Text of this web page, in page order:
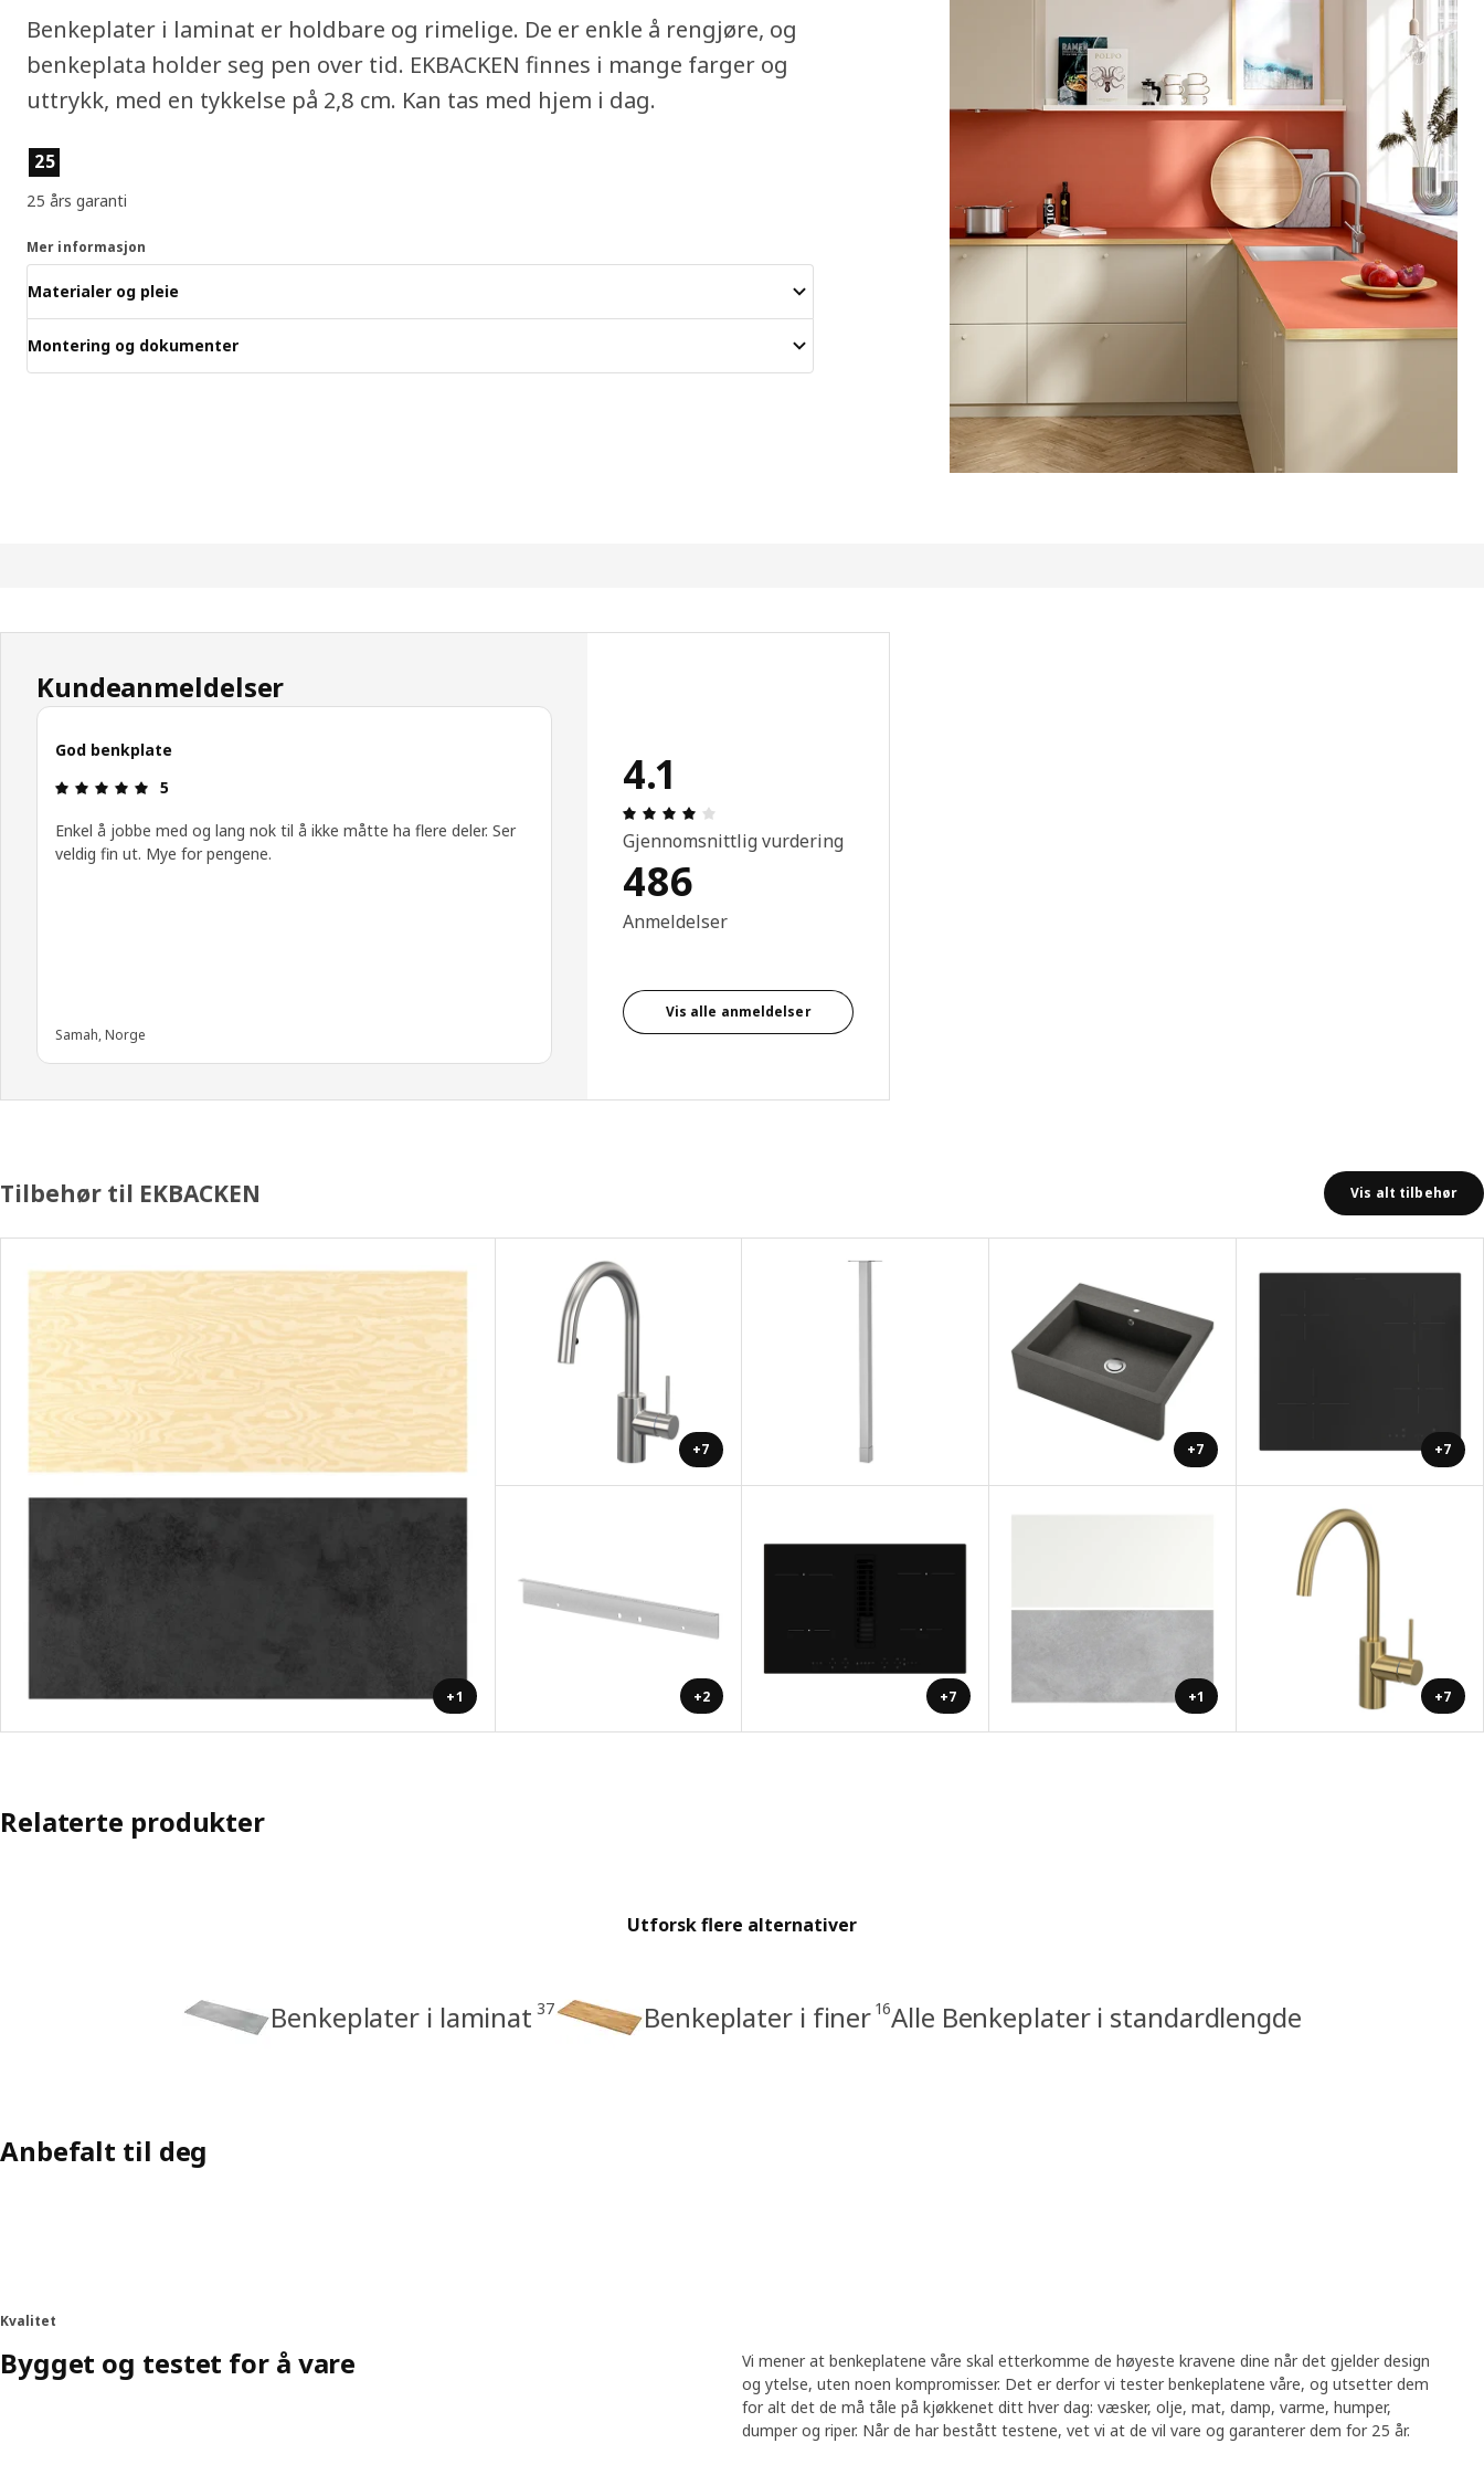
Benkeplater i laminat er holdbare og rimelige. De er enkle å rengjøre, og
benkeplata holder seg pen over tid. EKBACKEN finnes i mange farger og
uttrykk, med en tykkelse på 2,8 cm. Kan tas med hjem i dag.
Produktfunksjoner
25
25 års garanti
Mer informasjon
Materialer og pleie
Montering og dokumenter
Kundeanmeldelser
God benkplate
Produktomtale: 5 ingen kundevurdering 5 stjerner.
5
Enkel å jobbe med og lang nok til å ikke måtte ha flere deler. Ser
veldig fin ut. Mye for pengene.
Samah, Norge
4.1
Gjennomsnittlig vurdering
486
Anmeldelser
Vis alle anmeldelser
Tilbehør til EKBACKEN Vis alt tilbehør
+1
+7 +7 +7
+2 +7 +1 +7
Relaterte produkter
Utforsk flere alternativer
Benkeplater i laminat 37 Benkeplater i finer 16Alle Benkeplater i standardlengde
Anbefalt til deg
Kvalitet
Bygget og testet for å vare
Vi mener at benkeplatene våre skal etterkomme de høyeste kravene dine når det gjelder design
og ytelse, uten noen kompromisser. Det er derfor vi tester benkeplatene våre, og utsetter dem
for alt det de må tåle på kjøkkenet ditt hver dag: væsker, olje, mat, damp, varme, humper,
dumper og riper. Når de har bestått testene, vet vi at de vil vare og garanterer dem for 25 år.